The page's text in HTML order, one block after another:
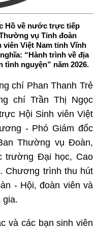
Hồ về nước trực tiếp
vụ Tỉnh đoàn
Việt Nam tỉnh Vĩnh
“Hành trình về địa
nguyện” năm 2026.
chí Phan Thanh Trẻ
chí Trần Thị Ngọc
Hội Sinh viên Việt
- Phó Giám đốc
Thường vụ Đoàn,
trường Đại học, Cao
Chương trình thu hút
- Hội, đoàn viên và
gia.
và các bạn sinh viên